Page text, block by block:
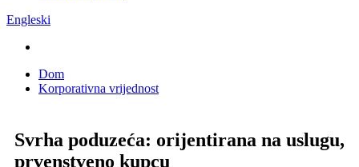
Engleski
Dom
Korporativna vrijednost
Svrha poduzeća: orijentirana na uslugu,
prvenstveno kupcu